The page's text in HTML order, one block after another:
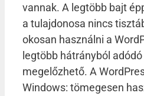
vannak. A legtöbb bajt
a tulajdonosa nincs
okosan használni a
legtöbb hátrányból
megelőzhető. A
Windows: tömegesen